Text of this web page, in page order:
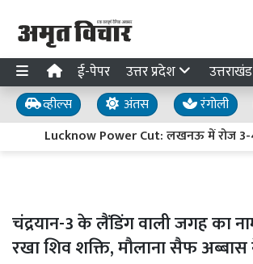
ई-पेपर उत्तर प्रदेश उत्तराखंड
व्हील्स अंतस रंगोली
Lucknow Power Cut: लखनऊ में रोज 3-4
चंद्रयान-3 के लैंडिंग वाली जगह का
रखा शिव शक्ति, मौलाना सैफ